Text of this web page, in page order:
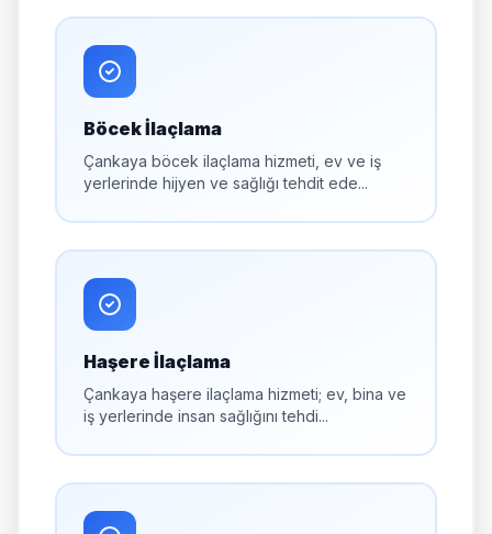
Böcek İlaçlama
Çankaya böcek ilaçlama hizmeti, ev ve iş
yerlerinde hijyen ve sağlığı tehdit ede...
Haşere İlaçlama
Çankaya haşere ilaçlama hizmeti; ev, bina ve
iş yerlerinde insan sağlığını tehdi...